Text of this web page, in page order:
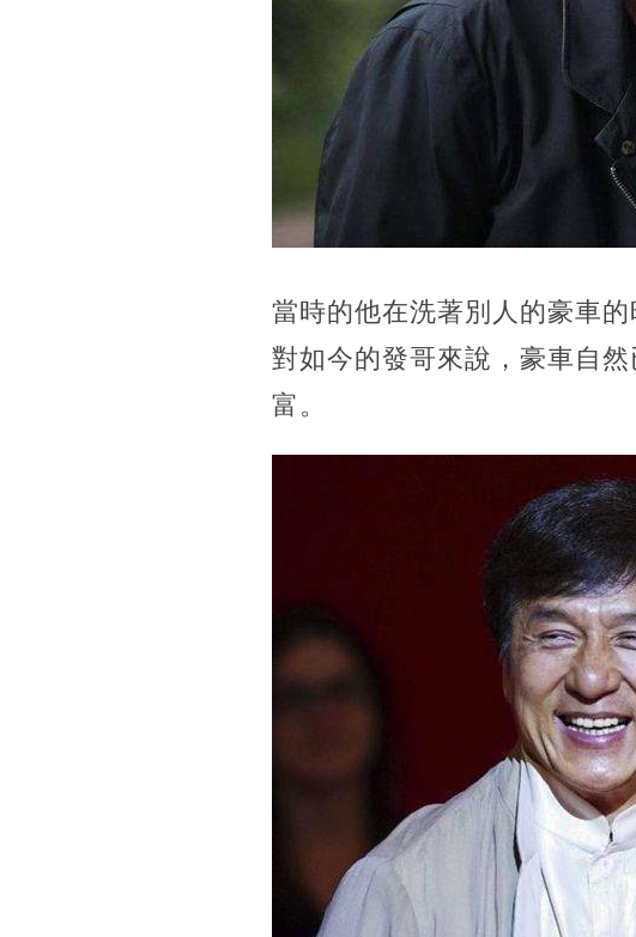
當時的他在洗著別人的豪車
對如今的發哥來說，豪車自
富。